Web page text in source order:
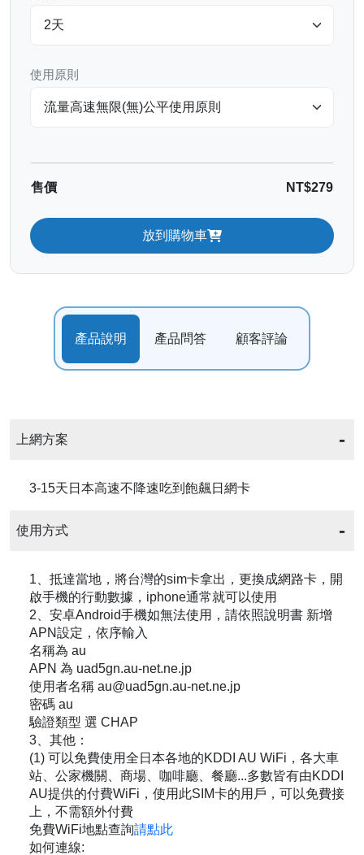
使用原則
售價 NT$279
放到購物車
產品說明 產品問答 顧客評論
上網方案
3-15天日本高速不降速吃到飽飆日網卡
使用方式
1、抵達當地，將台灣的sim卡拿出，更換成網路卡，開
啟手機的行動數據，iphone通常就可以使用
2、安卓Android手機如無法使用，請依照說明書 新增
APN設定，依序輸入
名稱為 au
APN 為 uad5gn.au-net.ne.jp
使用者名稱 au@uad5gn.au-net.ne.jp
密碼 au
驗證類型 選 CHAP
3、其他：
(1) 可以免費使用全日本各地的KDDI AU WiFi，各大車
站、公家機關、商場、咖啡廳、餐廳...多數皆有由KDDI
AU提供的付費WiFi，使用此SIM卡的用戶，可以免費接
上，不需額外付費
免費WiFi地點查詢請點此
如何連線: